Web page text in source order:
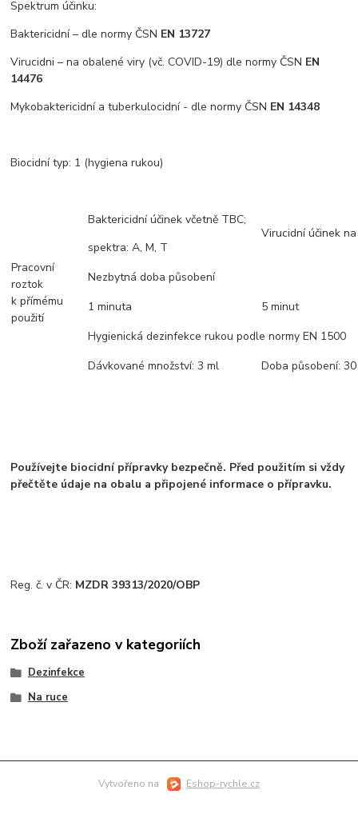
Spektrum účinku:
Baktericidní – dle normy ČSN EN 13727
Virucidni – na obalené viry ​(vč. COVID-19) dle normy ČSN EN
14476
Mykobaktericidní a tuberkulocidní - dle normy ČSN EN 14348
Biocidní typ: 1 (hygiena rukou)
Pracovní
roztok
k přímému
použití
Baktericidní účinek včetně TBC;
spektra: A, M, T
Virucidní účinek
Nezbytná doba působení
1 minuta
5 minut
Hygienická dezinfekce rukou podle normy EN 1500
Dávkované množství: 3 ml
Doba působení:
Používejte biocidní přípravky bezpečně. Před použitím si vždy
přečtěte údaje na obalu a připojené informace o přípravku.
Reg. č. v ČR: MZDR 39313/2020/OBP
Zboží zařazeno v kategoriích
Dezinfekce
Na ruce
Vytvořeno na Eshop-rychle.cz